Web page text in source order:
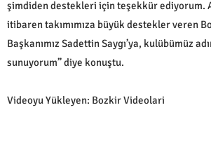
şimdiden destekleri için teşekkür ediyorum.
itibaren takımımıza büyük destekler veren
Başkanımız Sadettin Saygı’ya, kulübümüz
sunuyorum” diye konuştu.
Videoyu Yükleyen: Bozkir Videolari